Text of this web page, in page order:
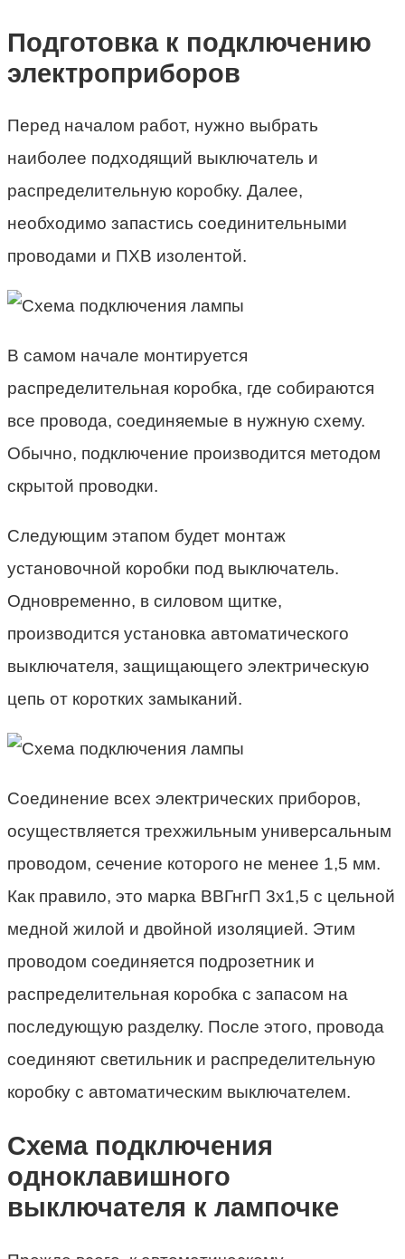
Подготовка к подключению
электроприборов
Перед началом работ, нужно выбрать
наиболее подходящий выключатель и
распределительную коробку. Далее,
необходимо запастись соединительными
проводами и ПХВ изолентой.
В самом начале монтируется
распределительная коробка, где собираются
все провода, соединяемые в нужную схему.
Обычно, подключение производится методом
скрытой проводки.
Следующим этапом будет монтаж
установочной коробки под выключатель.
Одновременно, в силовом щитке,
производится установка автоматического
выключателя, защищающего электрическую
цепь от коротких замыканий.
Соединение всех электрических приборов,
осуществляется трехжильным универсальным
проводом, сечение которого не менее 1,5 мм.
Как правило, это марка ВВГнгП 3х1,5 с цельной
медной жилой и двойной изоляцией. Этим
проводом соединяется подрозетник и
распределительная коробка с запасом на
последующую разделку. После этого, провода
соединяют светильник и распределительную
коробку с автоматическим выключателем.
Схема подключения
одноклавишного
выключателя к лампочке